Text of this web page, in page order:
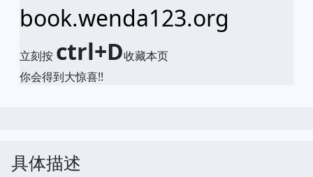
book.wenda123.org
立刻按 ctrl+D收藏本页
你会得到大惊喜!!
具体描述